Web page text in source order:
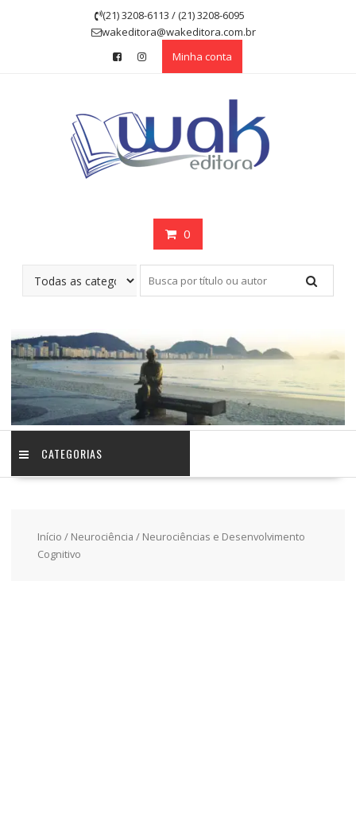
(21) 3208-6113 / (21) 3208-6095
wakeditora@wakeditora.com.br
Minha conta
0
CATEGORIAS
Início / Neurociência / Neurociências e Desenvolvimento
Cognitivo